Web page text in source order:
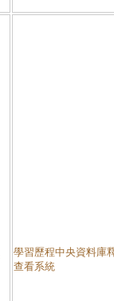
學習歷程中央資料庫
查看系統